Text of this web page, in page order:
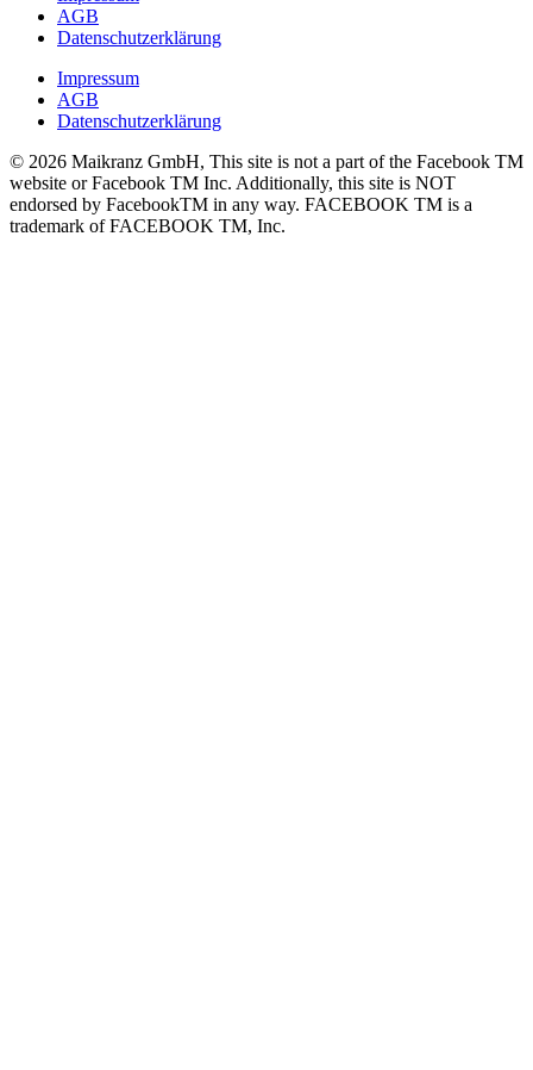
AGB
Datenschutzerklärung
Impressum
AGB
Datenschutzerklärung
© 2026 Maikranz GmbH, This site is not a part of the Facebook TM
website or Facebook TM Inc. Additionally, this site is NOT
endorsed by FacebookTM in any way. FACEBOOK TM is a
trademark of FACEBOOK TM, Inc.